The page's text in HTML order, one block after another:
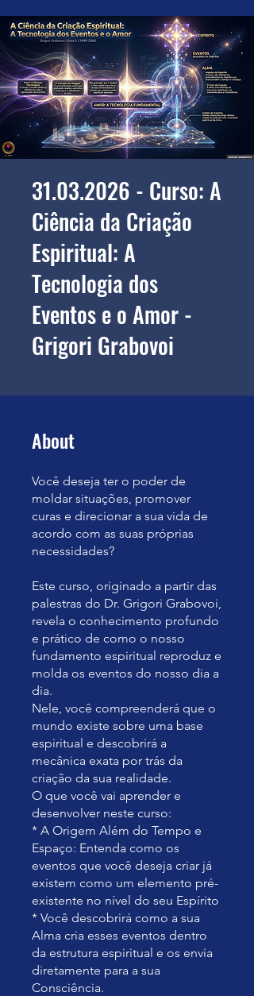
31.03.2026 - Curso: A
Ciência da Criação
Espiritual: A
Tecnologia dos
Eventos e o Amor -
Grigori Grabovoi
About
Você deseja ter o poder de
moldar situações, promover
curas e direcionar a sua vida de
acordo com as suas próprias
necessidades?
Este curso, originado a partir das
palestras do Dr. Grigori Grabovoi,
revela o conhecimento profundo
e prático de como o nosso
fundamento espiritual reproduz e
molda os eventos do nosso dia a
dia.
Nele, você compreenderá que o
mundo existe sobre uma base
espiritual e descobrirá a
mecânica exata por trás da
criação da sua realidade.
O que você vai aprender e
desenvolver neste curso:
* A Origem Além do Tempo e
Espaço: Entenda como os
eventos que você deseja criar já
existem como um elemento pré-
existente no nível do seu Espírito
* Você descobrirá como a sua
Alma cria esses eventos dentro
da estrutura espiritual e os envia
diretamente para a sua
Consciência.